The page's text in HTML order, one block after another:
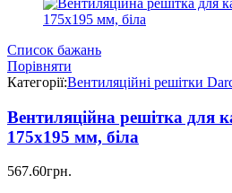
Список бажань
Порівняти
Категорії:Вентиляційні решітки
Вентиляційна решітка для
175x195 мм, біла
567.60грн.